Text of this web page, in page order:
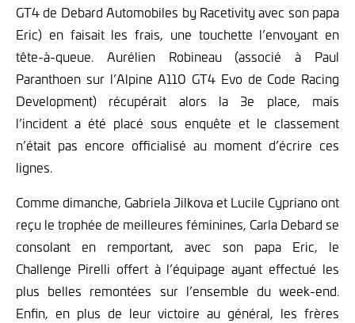
GT4 de Debard Automobiles by Racetivity avec son papa
Eric) en faisait les frais, une touchette l’envoyant en
tête-à-queue. Aurélien Robineau (associé à Paul
Paranthoen sur l’Alpine A110 GT4 Evo de Code Racing
Development) récupérait alors la 3e place, mais
l’incident a été placé sous enquête et le classement
n’était pas encore officialisé au moment d’écrire ces
lignes.
Comme dimanche, Gabriela Jilkova et Lucile Cypriano ont
reçu le trophée de meilleures féminines, Carla Debard se
consolant en remportant, avec son papa Eric, le
Challenge Pirelli offert à l’équipage ayant effectué les
plus belles remontées sur l’ensemble du week-end.
Enfin, en plus de leur victoire au général, les frères